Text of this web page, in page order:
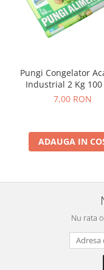
Pungi Congelator
Industrial 2 Kg
7,00 RON
ADAUGA IN
Nu rata